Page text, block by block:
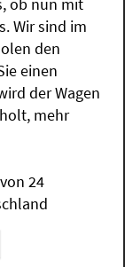
ob nun mit
Wir sind im
den
einen
der Wagen
mehr
24